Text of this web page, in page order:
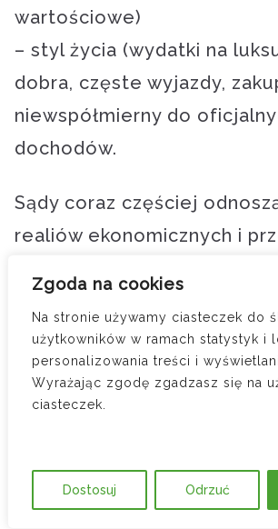
Zgoda na cookies
Na stronie używamy ciasteczek do
użytkowników w ramach statystyk i
personalizowania treści i
Wyrażając zgodę zgadzasz się na
ciasteczek.
Dostosuj Odrzuć
wartościowe)
– styl życia (wydatki na
dobra, częste wyjazdy,
niewspółmierny do
dochodów.
Sądy coraz częściej
realiów ekonomicznych i
bez znaczenia są publicznie
dane GUS. Jeżeli osoba o
kwalifikacjach deklaruje
dochody, sąd może uznać,
możliwości zarobkowe są
wynikałoby to z